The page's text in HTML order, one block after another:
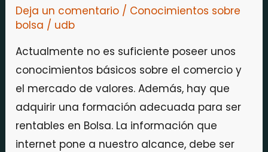
Deja un comentario / Conocimientos sobre
bolsa / udb
Actualmente no es suficiente poseer unos
conocimientos básicos sobre el comercio y
el mercado de valores. Además, hay que
adquirir una formación adecuada para ser
rentables en Bolsa. La información que
internet pone a nuestro alcance, debe ser